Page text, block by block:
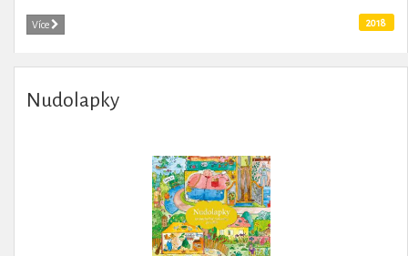
Více 2018
Nudolapky